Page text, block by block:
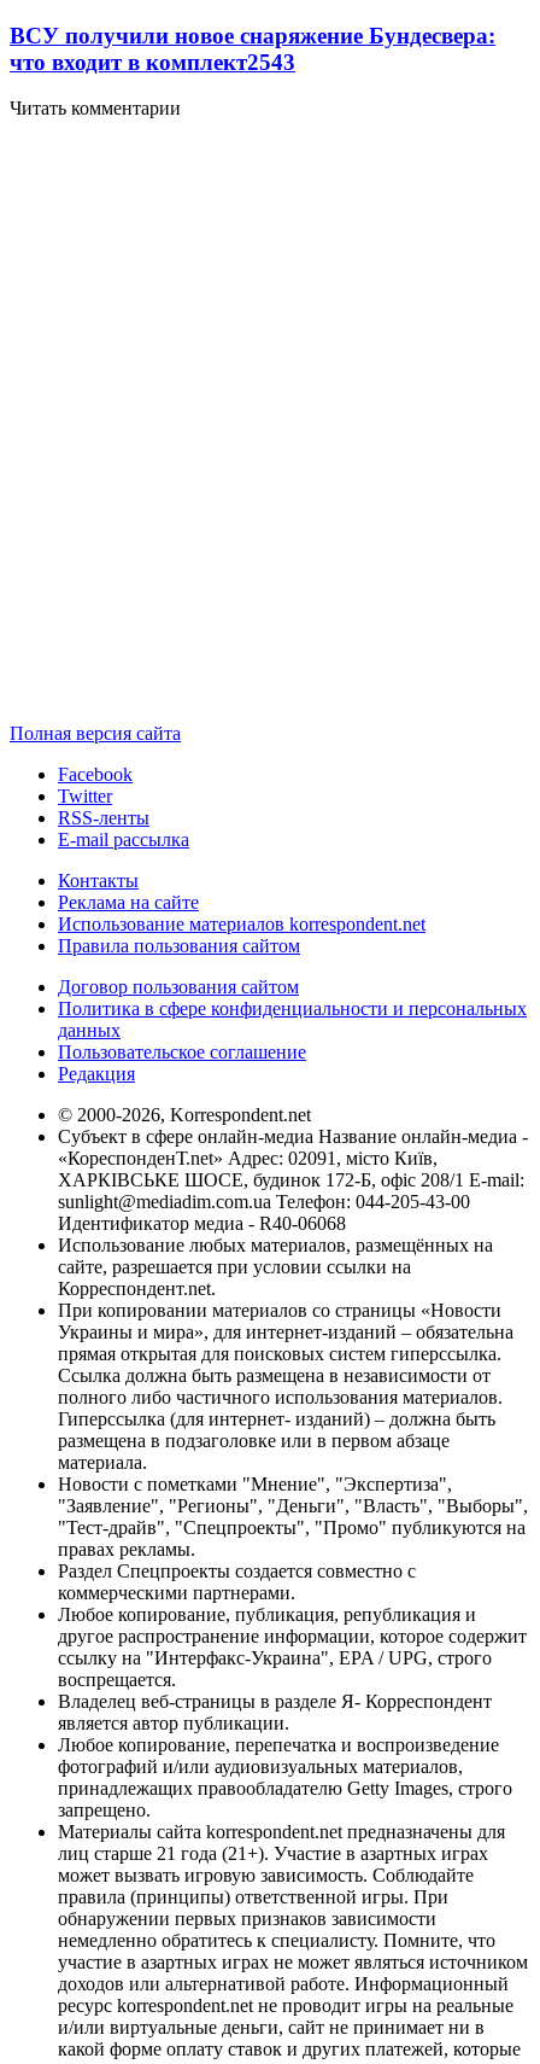
ВСУ получили новое снаряжение Бундесвера:
что входит в комплект2543
Читать комментарии
Полная версия сайта
Facebook
Twitter
RSS-ленты
E-mail рассылка
Контакты
Реклама на сайте
Использование материалов korrespondent.net
Правила пользования сайтом
Договор пользования сайтом
Политика в сфере конфиденциальности и персональных
данных
Пользовательское соглашение
Редакция
© 2000-2026, Korrespondent.net
Субъект в сфере онлайн-медиа Название онлайн-медиа -
«КореспонденТ.net» Адрес: 02091, місто Київ,
ХАРКІВСЬКЕ ШОСЕ, будинок 172-Б, офіс 208/1 E-mail:
sunlight@mediadim.com.ua Телефон: 044-205-43-00
Идентификатор медиа - R40-06068
Использование любых материалов, размещённых на
сайте, разрешается при условии ссылки на
Корреспондент.net.
При копировании материалов со страницы «Новости
Украины и мира», для интернет-изданий – обязательна
прямая открытая для поисковых систем гиперссылка.
Ссылка должна быть размещена в независимости от
полного либо частичного использования материалов.
Гиперссылка (для интернет- изданий) – должна быть
размещена в подзаголовке или в первом абзаце
материала.
Новости с пометками "Мнение", "Экспертиза",
"Заявление", "Регионы", "Деньги", "Власть", "Выборы",
"Тест-драйв", "Спецпроекты", "Промо" публикуются на
правах рекламы.
Раздел Спецпроекты создается совместно с
коммерческими партнерами.
Любое копирование, публикация, републикация и
другое распространение информации, которое содержит
ссылку на "Интерфакс-Украина", EPA / UPG, строго
воспрещается.
Владелец веб-страницы в разделе Я- Корреспондент
является автор публикации.
Любое копирование, перепечатка и воспроизведение
фотографий и/или аудиовизуальных материалов,
принадлежащих правообладателю Getty Images, строго
запрещено.
Материалы сайта korrespondent.net предназначены для
лиц старше 21 года (21+). Участие в азартных играх
может вызвать игровую зависимость. Соблюдайте
правила (принципы) ответственной игры. При
обнаружении первых признаков зависимости
немедленно обратитесь к специалисту. Помните, что
участие в азартных играх не может являться источником
доходов или альтернативой работе. Информационный
ресурс korrespondent.net не проводит игры на реальные
и/или виртуальные деньги, сайт не принимает ни в
какой форме оплату ставок и других платежей, которые